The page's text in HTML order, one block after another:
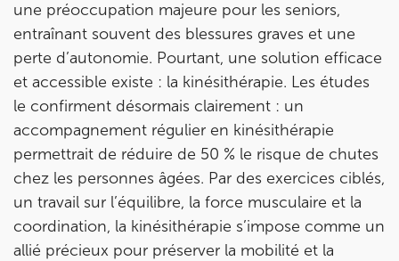
une préoccupation majeure pour les seniors,
entraînant souvent des blessures graves et une
perte d’autonomie. Pourtant, une solution efficace
et accessible existe : la kinésithérapie. Les études
le confirment désormais clairement : un
accompagnement régulier en kinésithérapie
permettrait de réduire de 50 % le risque de chutes
chez les personnes âgées. Par des exercices ciblés,
un travail sur l’équilibre, la force musculaire et la
coordination, la kinésithérapie s’impose comme un
allié précieux pour préserver la mobilité et la